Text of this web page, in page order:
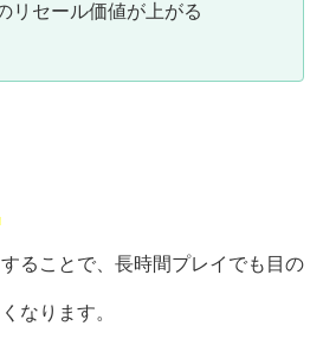
リセール価値が上がる
ることで、長時間プレイでも目の
なります。